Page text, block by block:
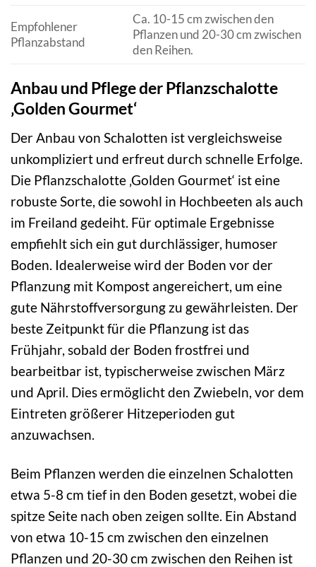
Empfohlener
Pflanzabstand
Ca. 10-15 cm zwischen den
Pflanzen und 20-30 cm zwischen
den Reihen.
Anbau und Pflege der Pflanzschalotte
‚Golden Gourmet‘
Der Anbau von Schalotten ist vergleichsweise
unkompliziert und erfreut durch schnelle Erfolge.
Die Pflanzschalotte ‚Golden Gourmet‘ ist eine
robuste Sorte, die sowohl in Hochbeeten als auch
im Freiland gedeiht. Für optimale Ergebnisse
empfiehlt sich ein gut durchlässiger, humoser
Boden. Idealerweise wird der Boden vor der
Pflanzung mit Kompost angereichert, um eine
gute Nährstoffversorgung zu gewährleisten. Der
beste Zeitpunkt für die Pflanzung ist das
Frühjahr, sobald der Boden frostfrei und
bearbeitbar ist, typischerweise zwischen März
und April. Dies ermöglicht den Zwiebeln, vor dem
Eintreten größerer Hitzeperioden gut
anzuwachsen.
Beim Pflanzen werden die einzelnen Schalotten
etwa 5-8 cm tief in den Boden gesetzt, wobei die
spitze Seite nach oben zeigen sollte. Ein Abstand
von etwa 10-15 cm zwischen den einzelnen
Pflanzen und 20-30 cm zwischen den Reihen ist